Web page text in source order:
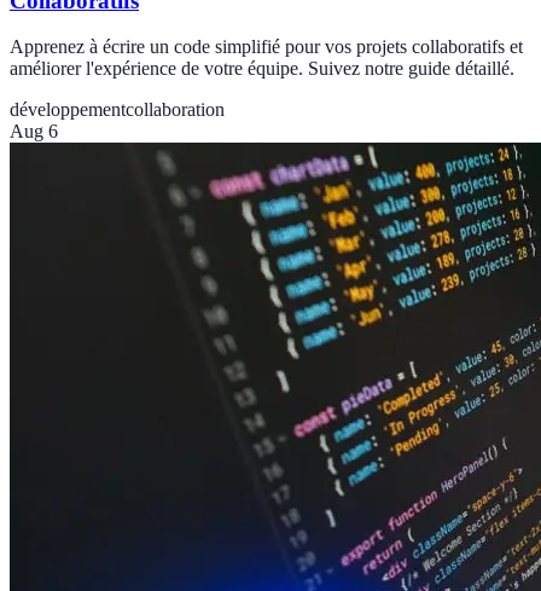
Apprenez à écrire un code simplifié pour vos projets collaboratifs et
améliorer l'expérience de votre équipe. Suivez notre guide détaillé.
développementcollaboration
Aug 6